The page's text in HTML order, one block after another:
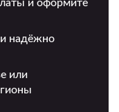
и оформите
надёжно
или